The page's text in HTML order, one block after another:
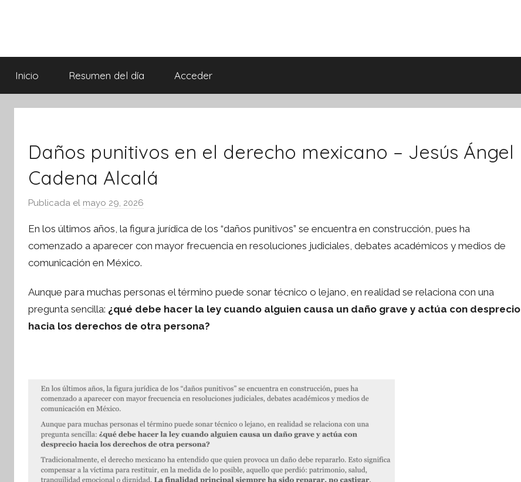
Informativa
Inicio Resumen del día Acceder
Daños punitivos en el derecho mexicano – Jesús Ángel
Cadena Alcalá
Publicada el mayo 29, 2026
r
S
t
e
s
n
f
r
m
a
t
En los últimos años, la figura jurídica de los “daños punitivos” se encuentra en construcción, pues ha
comenzado a aparecer con mayor frecuencia en resoluciones judiciales, debates académicos y medios de
comunicación en México.
Aunque para muchas personas el término puede sonar técnico o lejano, en realidad se relaciona con una
pregunta sencilla: ¿qué debe hacer la ley cuando alguien causa un daño grave y actúa con desprecio
hacia los derechos de otra persona?